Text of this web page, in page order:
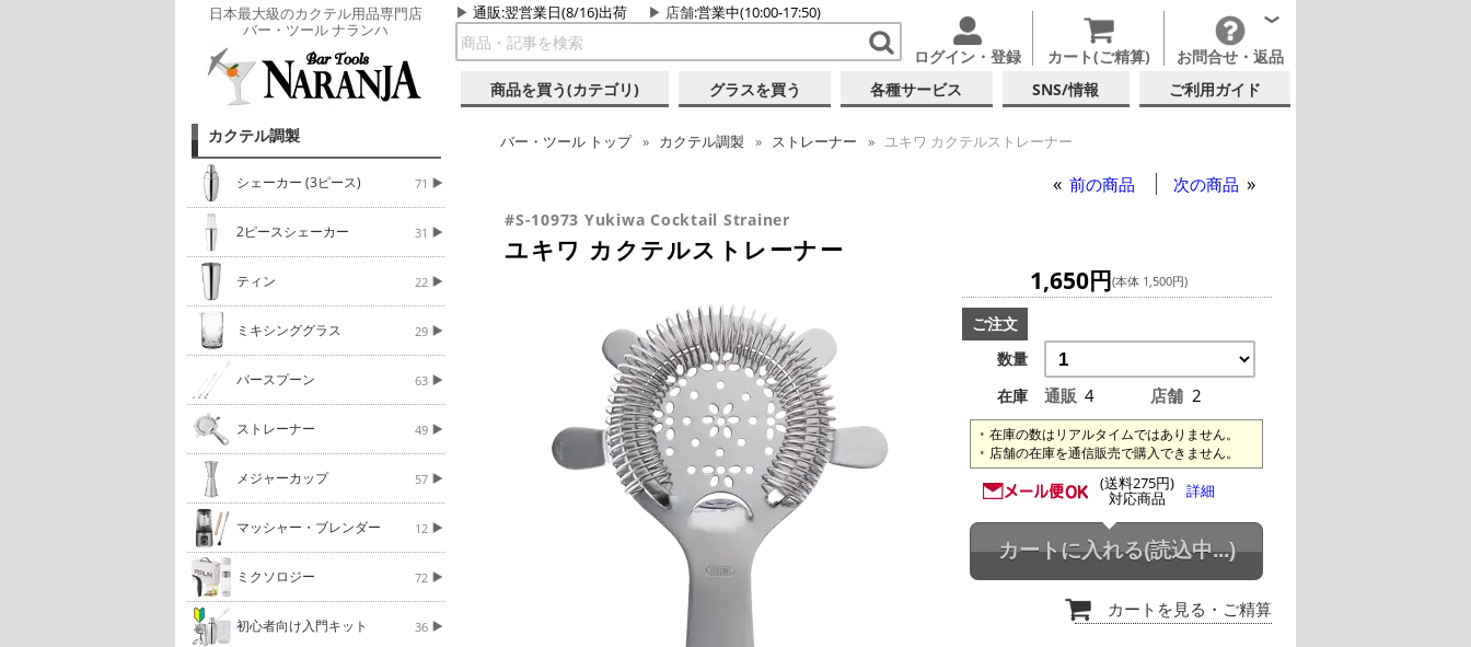
日本最大級のカクテル用品専門店
バー・ツール ナランハ
通販:翌営業日(8/16)出荷 店舗:営業中(10:00-17:50)
ログイン・登録 カート(ご精算) お問合せ・返品
商品を買う(カテゴリ) グラスを買う 各種サービス SNS/情報 ご利用ガイド
カクテル調製
シェーカー (3ピース) 71
2ピースシェーカー 31
ティン 22
ミキシンググラス 29
バースプーン 63
ストレーナー 49
メジャーカップ 57
マッシャー・ブレンダー 12
ミクソロジー 72
初心者向け入門キット 36
バー・ツール トップ カクテル調製 ストレーナー ユキワ カクテルストレーナー
前の商品 次の商品
#S-10973 Yukiwa Cocktail Strainer
ユキワ カクテルストレーナー
1,650円(本体 1,500円)
ご注文
数量
在庫
通販 4 店舗 2
在庫の数はリアルタイムではありません。
店舗の在庫を通信販売で購入できません。
(送料275円)
対応商品 詳細
カートに入れる(読込中...)
カートを見る ・ご精算